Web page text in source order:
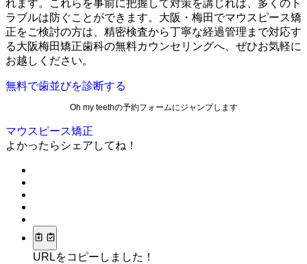
れます。これらを事前に把握して対策を講じれば、多くのト
ラブルは防ぐことができます。大阪・梅田でマウスピース矯
正をご検討の方は、精密検査から丁寧な経過管理まで対応す
る大阪梅田矯正歯科の無料カウンセリングへ、ぜひお気軽に
お越しください。
無料で歯並びを診断する
Oh my teethの予約フォームにジャンプします
マウスピース矯正
よかったらシェアしてね！
URLをコピーしました！